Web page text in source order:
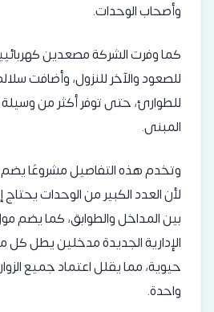
وأصحاب الوحدات.
كما وفرت الشركة مصعدين
للصعود والآخر للنزول، وأضافت
للطوارئ، حتى توفر أكثر من وسيلة
المبنى.
وتخدم هذه التفاصيل مشروعًا
لأن العدد الكبير من الوحدات يحتاج
بين المداخل والطوابق، كما يضم
الإدارية الجديدة مدخلين يطل
حيوية، مما يقلل اعتماد جميع
واحدة.